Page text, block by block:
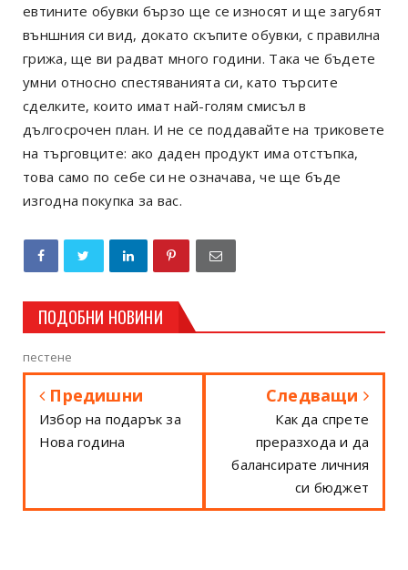
евтините обувки бързо ще се износят и ще загубят
външния си вид, докато скъпите обувки, с правилна
грижа, ще ви радват много години. Така че бъдете
умни относно спестяванията си, като търсите
сделките, които имат най-голям смисъл в
дългосрочен план. И не се поддавайте на триковете
на търговците: ако даден продукт има отстъпка,
това само по себе си не означава, че ще бъде
изгодна покупка за вас.
ПОДОБНИ НОВИНИ
пестене
Предишни
Избор на подарък за
Нова година
Следващи
Как да спрете
преразхода и да
балансирате личния
си бюджет